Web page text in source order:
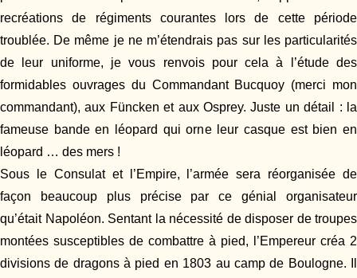
recréations de régiments courantes lors de cette période
troublée. De même je ne m’étendrais pas sur les particularités
de leur uniforme, je vous renvois pour cela à l’étude des
formidables ouvrages du Commandant Bucquoy (merci mon
commandant), aux Füncken et aux Osprey. Juste un détail : la
fameuse bande en léopard qui orne leur casque est bien en
léopard … des mers !
Sous le Consulat et l’Empire, l’armée sera réorganisée de
façon beaucoup plus précise par ce génial organisateur
qu’était Napoléon. Sentant la nécessité de disposer de troupes
montées susceptibles de combattre à pied, l’Empereur créa 2
divisions de dragons à pied en 1803 au camp de Boulogne. Il